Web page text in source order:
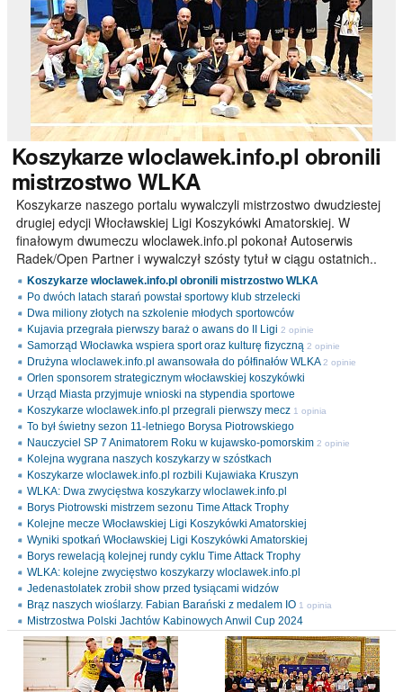
Koszykarzewloclawek.info.pl obronili
mistrzostwo WLKA
Koszykarze naszego portalu wywalczyli mistrzostwo dwudziestej
drugiej edycji Włocławskiej Ligi Koszykówki Amatorskiej. W
finałowym dwumeczu wloclawek.info.pl pokonał Autoserwis
Radek/Open Partner i wywalczył szósty tytuł w ciągu ostatnich..
Koszykarze wloclawek.info.pl obronili mistrzostwo WLKA
Po dwóch latach starań powstał sportowy klub strzelecki
Dwa miliony złotych na szkolenie młodych sportowców
Kujavia przegrała pierwszy baraż o awans do II Ligi 2 opinie
Samorząd Włocławka wspiera sport oraz kulturę fizyczną 2 opinie
Drużyna wloclawek.info.pl awansowała do półfinałów WLKA 2 opinie
Orlen sponsorem strategicznym włocławskiej koszykówki
Urząd Miasta przyjmuje wnioski na stypendia sportowe
Koszykarze wloclawek.info.pl przegrali pierwszy mecz 1 opinia
To był świetny sezon 11-letniego Borysa Piotrowskiego
Nauczyciel SP 7 Animatorem Roku w kujawsko-pomorskim 2 opinie
Kolejna wygrana naszych koszykarzy w szóstkach
Koszykarze wloclawek.info.pl rozbili Kujawiaka Kruszyn
WLKA: Dwa zwycięstwa koszykarzy wloclawek.info.pl
Borys Piotrowski mistrzem sezonu Time Attack Trophy
Kolejne mecze Włocławskiej Ligi Koszykówki Amatorskiej
Wyniki spotkań Włocławskiej Ligi Koszykówki Amatorskiej
Borys rewelacją kolejnej rundy cyklu Time Attack Trophy
WLKA: kolejne zwycięstwo koszykarzy wloclawek.info.pl
Jedenastolatek zrobił show przed tysiącami widzów
Brąz naszych wioślarzy. Fabian Barański z medalem IO 1 opinia
Mistrzostwa Polski Jachtów Kabinowych Anwil Cup 2024